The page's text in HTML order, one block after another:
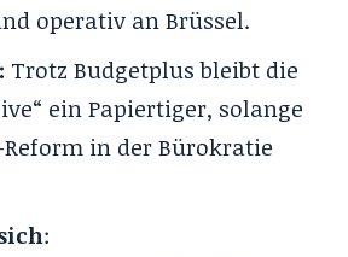
operativ an Brüssel.
Trotz Budgetplus bleibt die
ein Papiertiger, solange
in der Bürokratie
: